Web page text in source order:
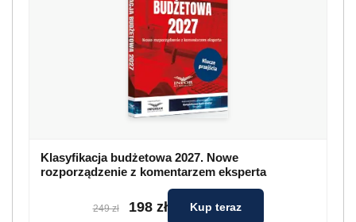
Klasyfikacja budżetowa 2027. Nowe
rozporządzenie z komentarzem eksperta
249 zł 198 zł Kup teraz